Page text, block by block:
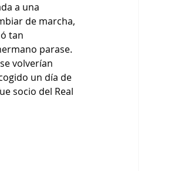
a una
de marcha,
tan
parase.
volverían
un día de
socio del Real